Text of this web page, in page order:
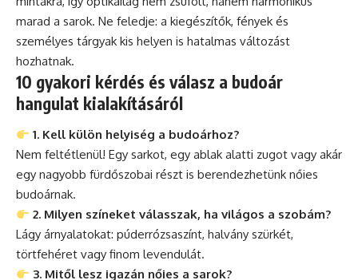
marad a sarok. Ne feledje: a kiegészítők, fények és
személyes tárgyak kis helyen is hatalmas változást
hozhatnak.
10 gyakori kérdés és válasz a budoár
hangulat kialakításáról
1. Kell külön helyiség a budoárhoz?
Nem feltétlenül! Egy sarkot, egy ablak alatti zugot vagy akár
egy nagyobb fürdőszobai részt is berendezhetünk nőies
budoárnak.
2. Milyen színeket válasszak, ha világos a szobám?
Lágy árnyalatokat: púderrózsaszínt, halvány szürkét,
törtfehéret vagy finom levendulát.
3. Mitől lesz igazán nőies a sarok?